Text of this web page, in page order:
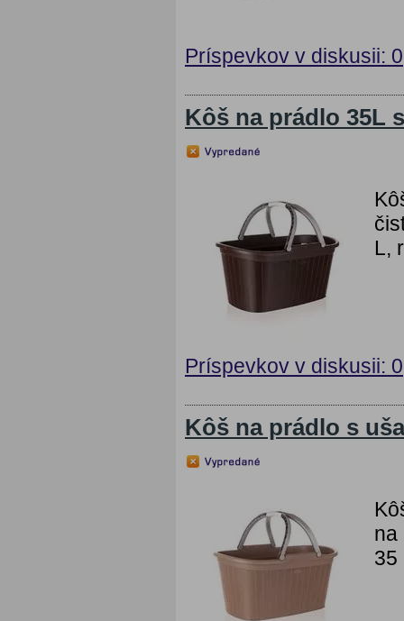
Príspevkov v diskusii: 0
Kôš na prádlo 35L
L,
Príspevkov v diskusii: 0
Kôš na prádlo s
na
35